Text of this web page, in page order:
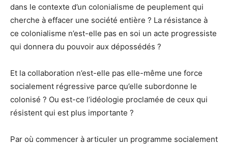
dans le contexte d’un colonialisme de peuplement qui
cherche à effacer une société entière ? La résistance à
ce colonialisme n’est-elle pas en soi un acte progressiste
qui donnera du pouvoir aux dépossédés ?
Et la collaboration n’est-elle pas elle-même une force
socialement régressive parce qu’elle subordonne le
colonisé ? Ou est-ce l’idéologie proclamée de ceux qui
résistent qui est plus importante ?
Par où commencer à articuler un programme socialement